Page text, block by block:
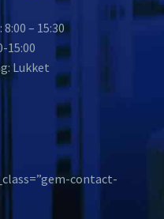
– 15:30
15:00
Lukket
contact-